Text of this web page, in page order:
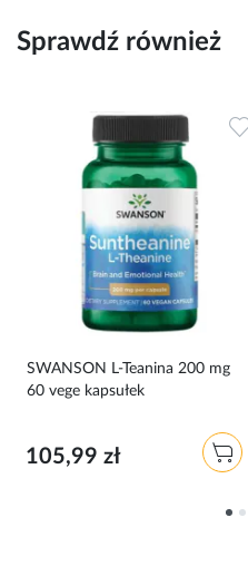
Sprawdź również
Dodaj do ulubionych
SWANSON L-Teanina 200 mg
60 vege kapsułek
105,99 zł